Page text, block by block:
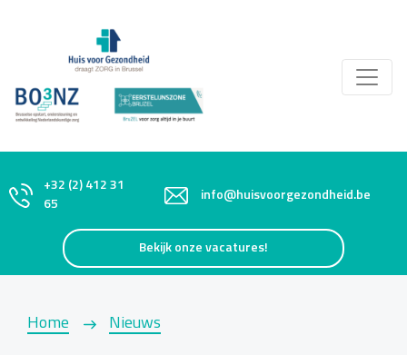
+32 (2) 412 31
65
info@huisvoorgezondheid.be
Bekijk onze vacatures!
Home Nieuws